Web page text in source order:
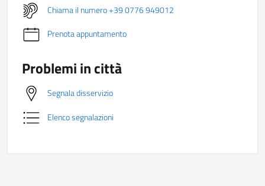
Chiama il numero +39 0776 949012
Prenota appuntamento
Problemi in città
Segnala disservizio
Elenco segnalazioni